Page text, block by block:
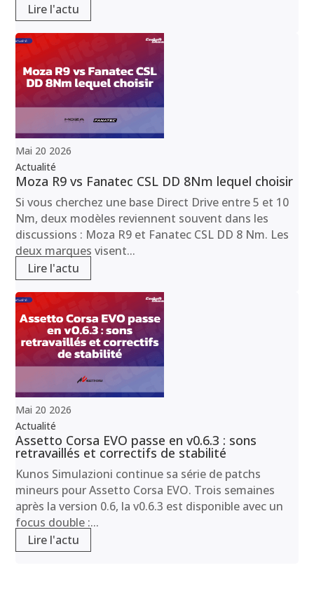
Lire l'actu
Mai 20 2026
Actualité
Moza R9 vs Fanatec CSL DD 8Nm lequel choisir
Si vous cherchez une base Direct Drive entre 5 et 10
Nm, deux modèles reviennent souvent dans les
discussions : Moza R9 et Fanatec CSL DD 8 Nm. Les
deux marques visent...
Lire l'actu
Mai 20 2026
Actualité
Assetto Corsa EVO passe en v0.6.3 : sons
retravaillés et correctifs de stabilité
Kunos Simulazioni continue sa série de patchs
mineurs pour Assetto Corsa EVO. Trois semaines
après la version 0.6, la v0.6.3 est disponible avec un
focus double :...
Lire l'actu